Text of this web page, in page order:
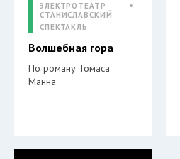
ЭЛЕКТРОТЕАТР
СТАНИСЛАВСКИЙ
СПЕКТАКЛЬ
Волшебная гора
По роману Томаса
Манна